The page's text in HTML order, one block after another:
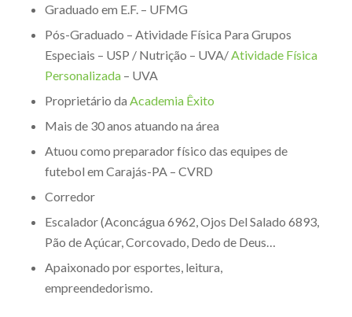
Graduado em E.F. – UFMG
Pós-Graduado – Atividade Física Para Grupos
Especiais – USP / Nutrição – UVA/ Atividade Física
Personalizada– UVA
Proprietário da Academia Êxito
Mais de 30 anos atuando na área
Atuou como preparador físico das equipes de
futebol em Carajás-PA – CVRD
Corredor
Escalador (Aconcágua 6962, Ojos Del Salado 6893,
Pão de Açúcar, Corcovado, Dedo de Deus…
Apaixonado por esportes, leitura,
empreendedorismo.